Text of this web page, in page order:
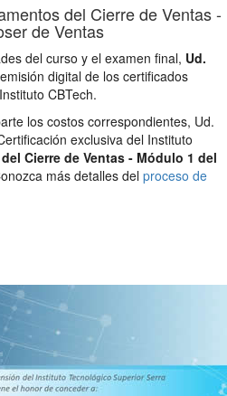
del Cierre de Ventas -
de Ventas
del curso y el examen final, Ud.
digital de los certificados
CBTech.
los costos correspondientes, Ud.
exclusiva del Instituto
Cierre de Ventas - Módulo 1 del
más detalles del proceso de